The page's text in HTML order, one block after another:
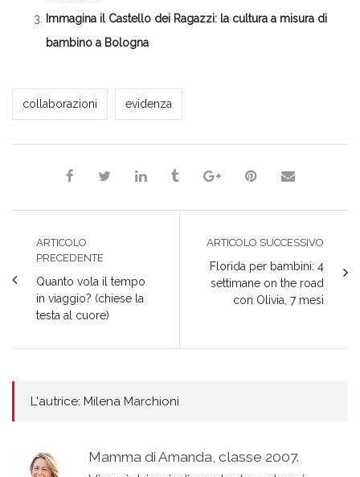
Immagina il Castello dei Ragazzi: la cultura a misura di
bambino a Bologna
Milena Marchioni
collaborazioni
evidenza
ARTICOLO
PRECEDENTE
Quanto vola il tempo
in viaggio? (chiese la
testa al cuore)
ARTICOLO SUCCESSIVO
Florida per bambini: 4
settimane on the road
con Olivia, 7 mesi
L'autrice: Milena Marchioni
Mamma di Amanda, classe 2007.